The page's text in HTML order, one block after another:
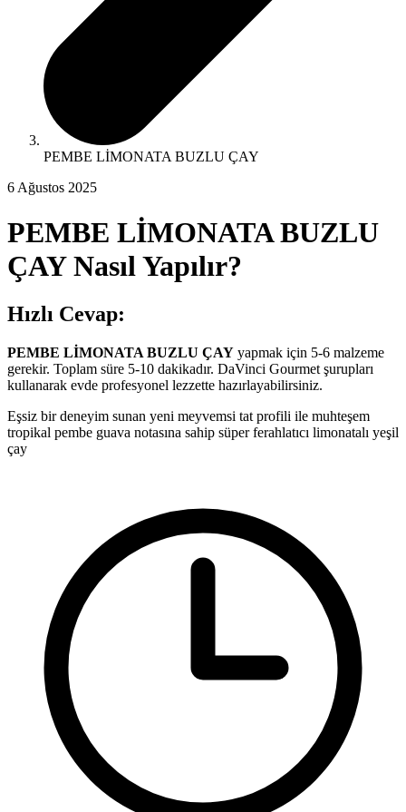
PEMBE LİMONATA BUZLU ÇAY
6 Ağustos 2025
PEMBE LİMONATA BUZLU
ÇAYNasıl Yapılır?
Hızlı Cevap:
PEMBE LİMONATA BUZLU ÇAY yapmak için 5-6 malzeme
gerekir. Toplam süre 5-10 dakikadır. DaVinci Gourmet şurupları
kullanarak evde profesyonel lezzette hazırlayabilirsiniz.
Eşsiz bir deneyim sunan yeni meyvemsi tat profili ile muhteşem
tropikal pembe guava notasına sahip süper ferahlatıcı limonatalı yeşil
çay